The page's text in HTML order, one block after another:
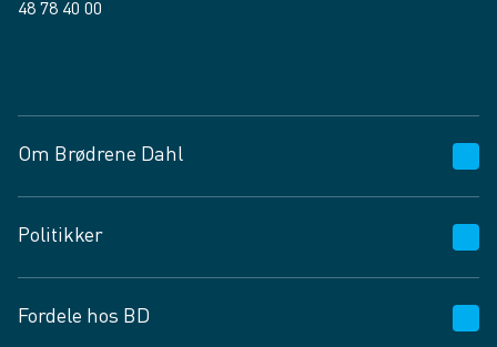
48 78 40 00
Om Brødrene Dahl
Vagttelefon 30 10 89 89
Spørgsmål og svar
Job og karriere
Politikker
Privatlivspolitik
Fordele hos BD